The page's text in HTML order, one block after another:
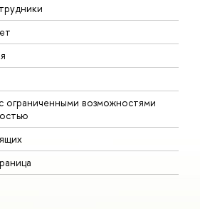
ограниченными возможностями